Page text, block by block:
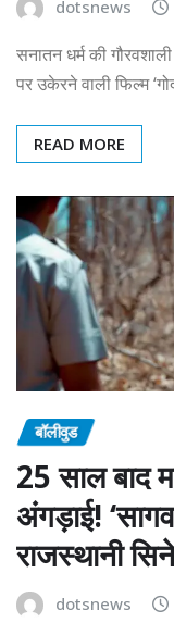
dotsnews
सनातन धर्म की
पर उकेरने वाली फिल्म
READ MORE
बॉलीवुड
25 साल बाद
अंगड़ाई!
राजस्थानी
dotsnews